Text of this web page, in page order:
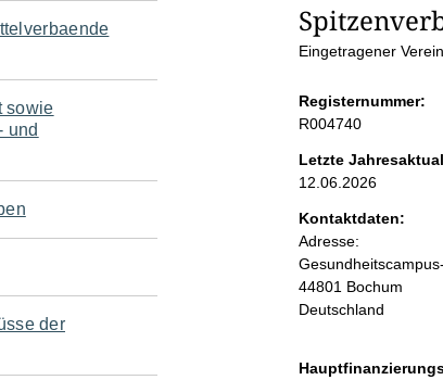
sowie
und
der
S
i
t
e
n
i
Eingetragener
Registernummer:
R004740
Letzte
12.06.2026
Kontaktdaten:
Adresse:
44801 Bochum
Deutschland